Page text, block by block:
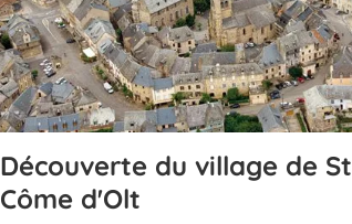
Découverte du village de
Côme d'Olt